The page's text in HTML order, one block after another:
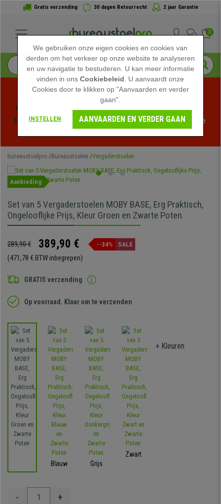
Gratis verzending 30 dagen Retourrecht 2 jaar Garantie
0
Profiteer van de Zomeruitverkoop bij bureaustoelpro!
Exclusieve kortingen voor een beperkte tijd - Bekijk de
bureaustoelpro Bureaustoelen Vergaderstoelen
Aanbieding
Set van 5 Vergaderstoelen MOBY BASE, Erg Praktisch,
Ongelooflijke Prijs, Kleur Groen en Zwarte Poten
289,90 € 389,90 € --34% SALE
(471,78 € BTW inbegrepen)
GRATIS verzending
Op voorraad. Klaar om te verzenden
Blauw Grijs
Zwart
+ Kleuren
- +
We gebruiken onze eigen cookies en cookies van
derden om het verkeer op onze website te analyseren
en uw navigatie te bestuderen. U kan meer informatie
vinden in onsCookiebeleid . U aanvaardt onze
Cookies door te klikken op "Aanvaarden en verder
gaan".
INSTELLEN AANVAARDEN EN VERDER GAAN